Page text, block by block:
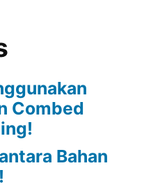
Combed
Bahan